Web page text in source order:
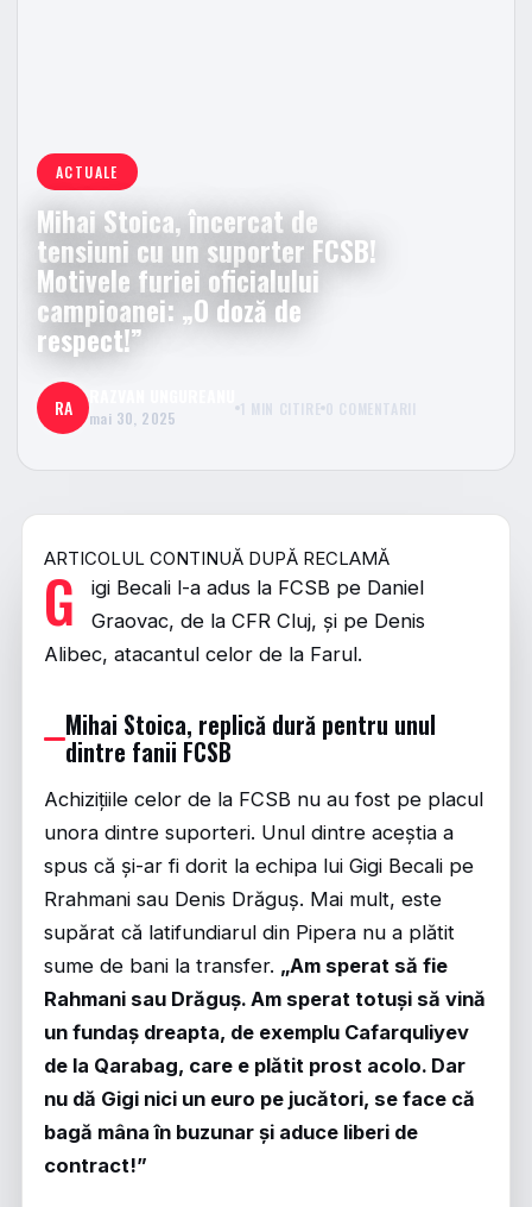
ACTUALE
Mihai Stoica, încercat de
tensiuni cu un suporter FCSB!
Motivele furiei oficialului
campioanei: „O doză de
respect!”
RA mai 30, 2025 1 MIN CITIRE 0 COMENTARII
ARTICOLUL CONTINUĂ DUPĂ RECLAMĂ
G
igi Becali l-a adus la FCSB pe Daniel
Graovac, de la CFR Cluj, și pe Denis
Alibec, atacantul celor de la Farul.
Mihai Stoica, replică dură pentru unul
dintre fanii FCSB
Achizițiile celor de la FCSB nu au fost pe placul
unora dintre suporteri. Unul dintre aceștia a
spus că și-ar fi dorit la echipa lui Gigi Becali pe
Rrahmani sau Denis Drăguș. Mai mult, este
supărat că latifundiarul din Pipera nu a plătit
sume de bani la transfer. „Am sperat să fie
Rahmani sau Drăguș. Am sperat totuși să vină
un fundaș dreapta, de exemplu Cafarquliyev
de la Qarabag, care e plătit prost acolo. Dar
nu dă Gigi nici un euro pe jucători, se face că
bagă mâna în buzunar și aduce liberi de
contract!”